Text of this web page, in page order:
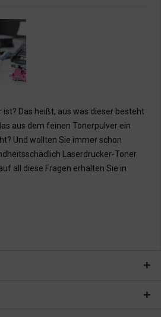
ist? Das heißt, aus was dieser besteht
aus dem feinen Tonerpulver ein
Und wollten Sie immer schon
Laserdrucker-Toner
all diese Fragen erhalten Sie in